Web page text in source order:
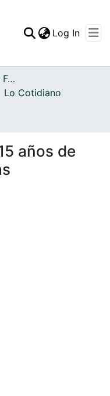
Statistics
Log In
Archivo del Patrimonio Fotográfico y Fílmico del Valle del Cauca
Lo Cotidiano
años de